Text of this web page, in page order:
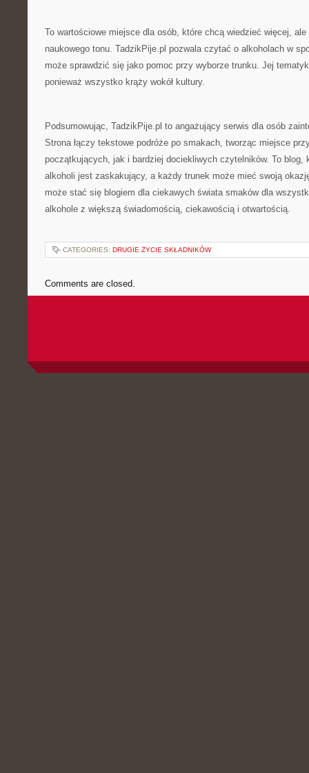
To wartościowe miejsce dla osób, które chcą wiedzieć więcej,
naukowego tonu. TadzikPije.pl pozwala czytać o alkoholach w
może sprawdzić się jako pomoc przy wyborze trunku. Jej
ponieważ wszystko krąży wokół kultury.
Podsumowując, TadzikPije.pl to angażujący serwis dla osób
Strona łączy tekstowe podróże po smakach, tworząc miejsce
początkujących, jak i bardziej dociekliwych czytelników. To blog,
alkoholi jest zaskakujący, a każdy trunek może mieć swoją
może stać się blogiem dla ciekawych świata smaków dla
alkohole z większą świadomością, ciekawością i otwartością.
CATEGORIES: DRUGIE ŻYCIE SKŁADNIKÓW
Comments are closed.